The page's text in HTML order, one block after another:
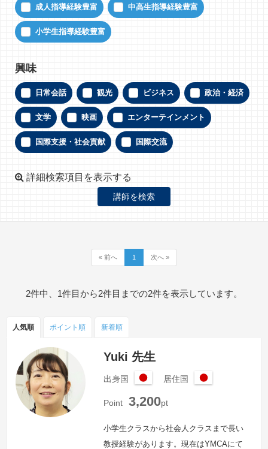
成人指導経験豊富 中高生指導経験豊富
小学生指導経験豊富
興味
日常会話 観光 ビジネス 政治・経済
文学 映画 エンターテインメント
国際支援・社会貢献 国際交流
詳細検索項目を表示する
« 前へ 1 次へ »
2件中、1件目から2件目までの2件を表示しています。
人気順 ポイント 順 新着順
Yuki 先生
出身国
日
本
居住国
日
Point 3,200pt
小学生クラスから社会人クラスまで長い
教授経験があります。現在はYMCAにて